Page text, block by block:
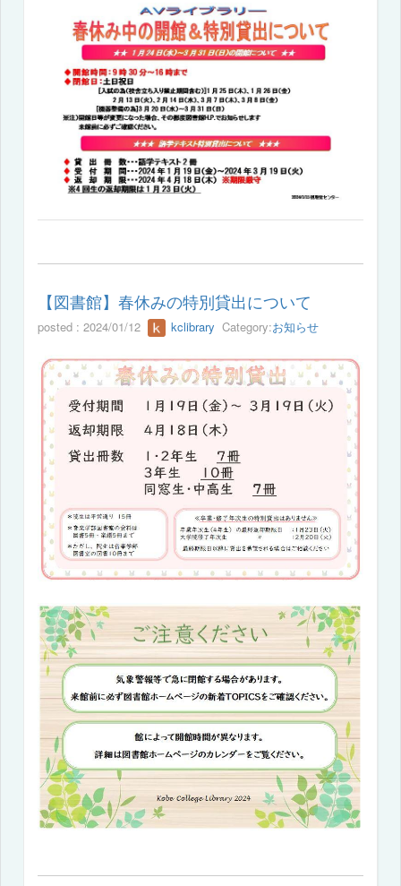
【図書館】春休みの特別貸出について
posted : 2024/01/12 kclibrary Category:お知らせ